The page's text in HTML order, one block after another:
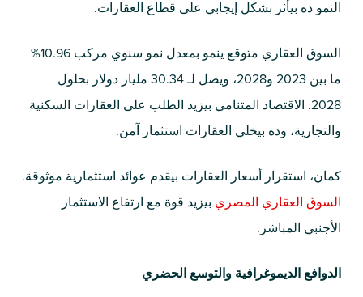
النمو ده بيأثر بشكل إيجابي على قطاع العقارات.
السوق العقاري متوقع ينمو بمعدل نمو سنوي مركب 10.96%
ما بين 2023 و2028، ويصل لـ 30.34 مليار دولار بحلول
2028. الاقتصاد المتنامي بيزيد الطلب على العقارات السكنية
والتجارية، وده بيخلي العقارات استثمار آمن.
كمان، استقرار أسعار العقارات بيقدم عوائد استثمارية موثوقة.
السوق العقاري المصري بيزيد قوة مع ارتفاع الاستثمار
الأجنبي المباشر.
الدوافع الديموغرافية والتوسع الحضري